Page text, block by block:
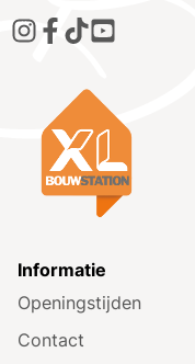
Informatie
Openingstijden
Contact